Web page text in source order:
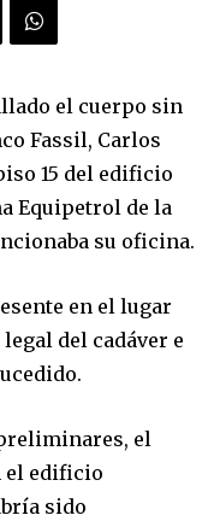
el cuerpo sin
Fassil, Carlos
15 del edificio
Equipetrol de la
su oficina.
en el lugar
del cadáver e
el
el edificio
sido